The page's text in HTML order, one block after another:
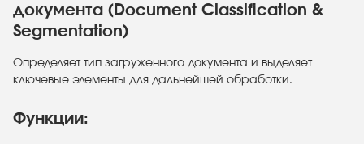
документа (Document Classification &
Segmentation)
Определяет тип загруженного документа и выделяет
ключевые элементы для дальнейшей обработки.
Функции: